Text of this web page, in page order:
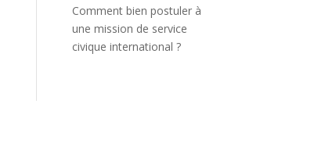
Comment bien postuler à
une mission de service
civique international ?